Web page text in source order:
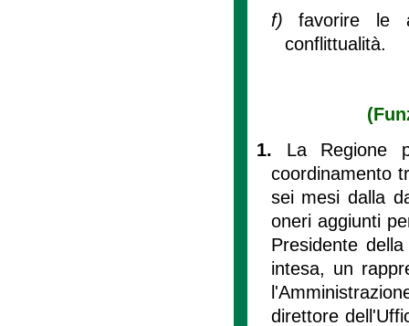
f)favorire le
conflittualità.
1. La Regione
coordinamento
sei mesi dalla
oneri aggiunti
Presidente
intesa, un
direttore